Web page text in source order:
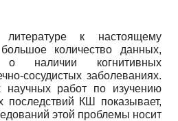
литературе к настоящему
количество данных,
о наличии когнитивных
сосудистых заболеваниях.
научных работ по изучению
последствий КШ показывает,
этой проблемы носит